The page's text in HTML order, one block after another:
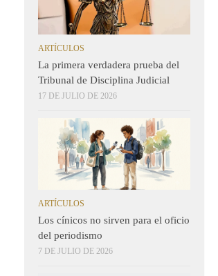
ARTÍCULOS
La primera verdadera prueba del
Tribunal de Disciplina Judicial
17 DE JULIO DE 2026
ARTÍCULOS
Los cínicos no sirven para el oficio
del periodismo
7 DE JULIO DE 2026